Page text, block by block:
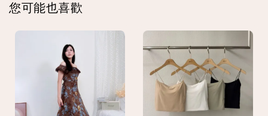
您可能也喜歡